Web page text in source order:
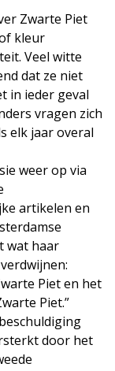
Zwarte Piet
kleur
Veel witte
dat ze niet
in ieder geval
vragen zich
elk jaar overal
weer op via
artikelen en
wat haar
Piet en het
Piet.”
door het